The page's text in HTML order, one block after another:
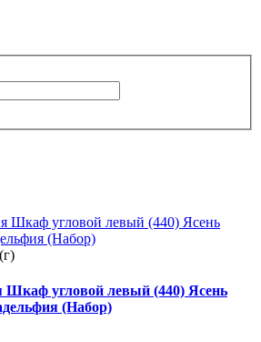
Шкаф угловой левый (440) Ясень
(Набор)